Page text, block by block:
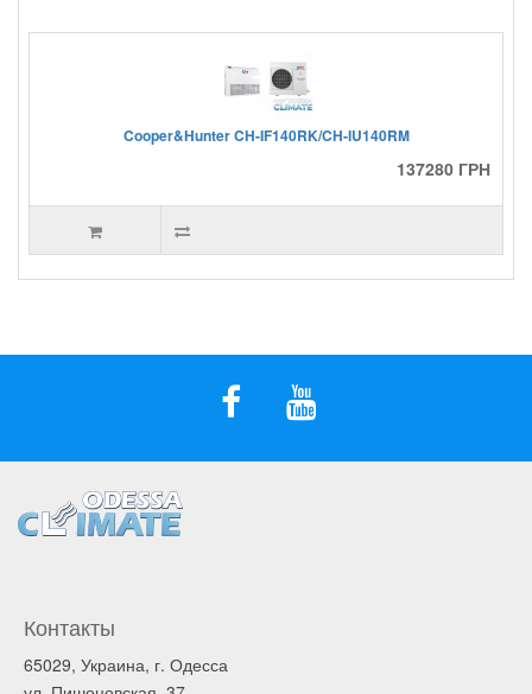
Cooper&Hunter CH-IF140RK/CH-IU140RM
137280 ГРН
Контакты
65029, Украина, г. Одесса